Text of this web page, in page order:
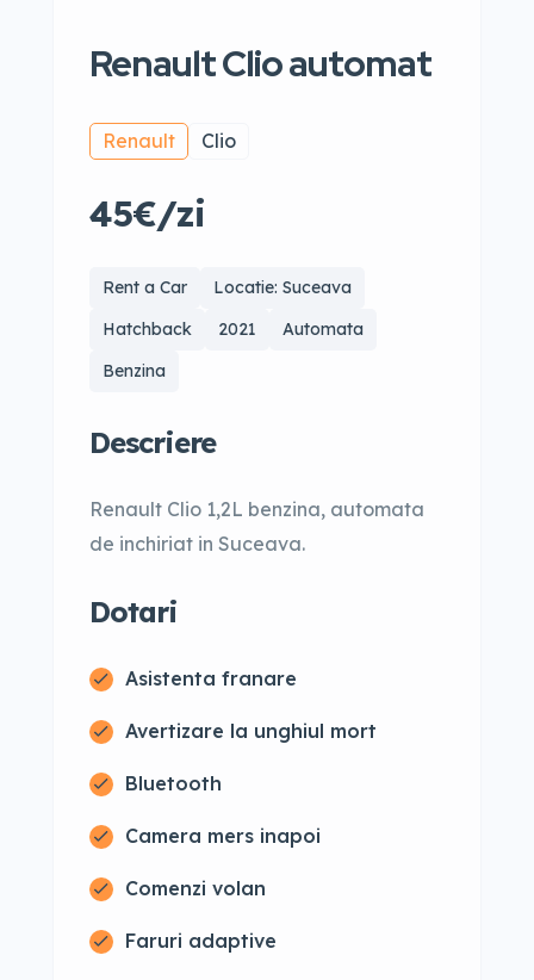
Renault Clio automat
Renault Clio
45€/zi
Rent a Car
Locatie: Suceava
Hatchback
2021
Automata
Benzina
Descriere
Renault Clio 1,2L benzina, automata
de inchiriat in Suceava.
Dotari
Asistenta franare
Avertizare la unghiul mort
Bluetooth
Camera mers inapoi
Comenzi volan
Faruri adaptive